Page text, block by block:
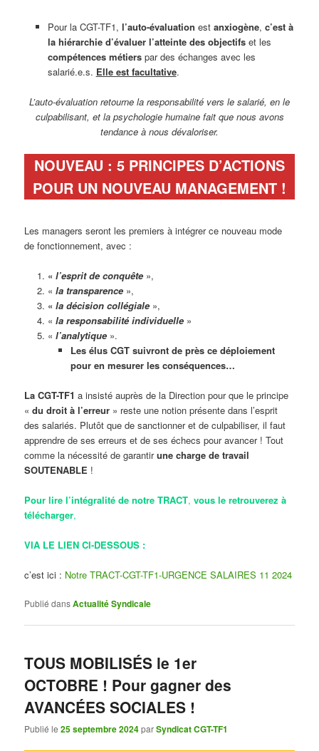
Pour la CGT-TF1, l’auto-évaluation est anxiogène, c’est à
la hiérarchie d’évaluer l’atteinte des objectifset les
compétences métierspar des échanges avec les
salarié.e.s. Elle est facultative.
L’auto-évaluation retourne la responsabilité vers le salarié, en le
culpabilisant, et la psychologie humaine fait que nous avons
tendance à nous dévaloriser.
NOUVEAU : 5 PRINCIPES D’ACTIONS
POUR UN NOUVEAU MANAGEMENT !
Les managers seront les premiers à intégrer ce nouveau mode
de fonctionnement, avec :
« l’esprit de conquête»,
« la transparence»,
« la décision collégiale»,
« la responsabilité individuelle»
« l’analytique ».
Les élus CGT suivront de près ce déploiement
pour en mesurer les conséquences…
La CGT-TF1 a insisté auprès de la Direction pour que le principe
«du droit à l’erreur » reste une notion présente dans l’esprit
des salariés. Plutôt que de sanctionner et de culpabiliser, il faut
apprendre de ses erreurs et de ses échecs pour avancer ! Tout
comme la nécessité de garantirune charge de travail
SOUTENABLE !
Pour lire l’intégralité de notre TRACT,vous le retrouverez à
télécharger,
VIA LE LIEN CI-DESSOUS :
c’est ici : Notre TRACT-CGT-TF1-URGENCE SALAIRES 11 2024
Publié dansActualité Syndicale
TOUS MOBILISÉS le 1er
OCTOBRE ! Pour gagner des
AVANCÉES SOCIALES !
Publié le25 septembre 2024parSyndicat CGT-TF1